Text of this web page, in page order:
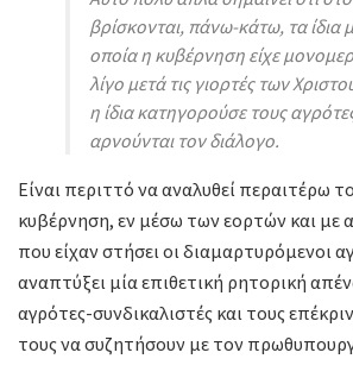
βρίσκονται, πάνω-κάτω, τα ίδια
οποία η κυβέρνηση είχε
λίγο μετά τις γιορτές των
η ίδια κατηγορούσε τους
αρνούνται τον διάλογο.
Είναι περιττό να αναλυθεί περαιτέρω
κυβέρνηση, εν μέσω των εορτών και
που είχαν στήσει οι διαμαρτυρόμενοι
αναπτύξει μία επιθετική ρητορική
αγρότες-συνδικαλιστές και τους
τους να συζητήσουν με τον